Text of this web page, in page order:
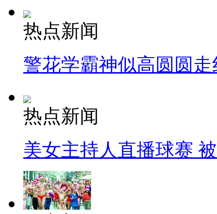
热点新闻
警花学霸神似高圆圆走
热点新闻
美女主持人直播球赛